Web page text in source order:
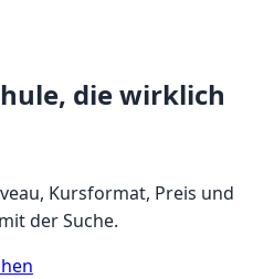
die wirklich
Kursformat, Preis und
der Suche.